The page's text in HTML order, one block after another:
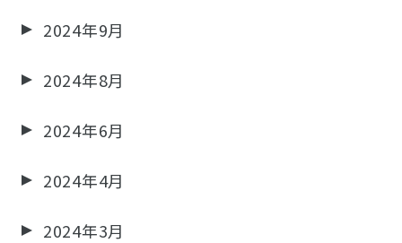
2024年9月
2024年8月
2024年6月
2024年4月
2024年3月